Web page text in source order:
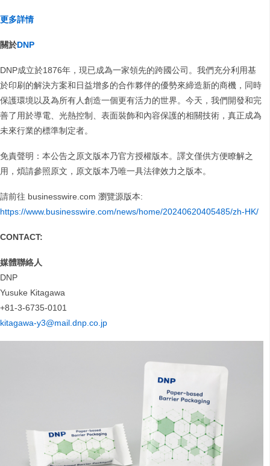
更多詳情
關於DNP
DNP成立於1876年，現已成為一家領先的跨國公司。我們充分利用基
於印刷的解決方案和日益增多的合作夥伴的優勢來締造新的商機，同時
保護環境以及為所有人創造一個更有活力的世界。今天，我們開發和完
善了用於導電、光熱控制、表面裝飾和內容保護的相關技術，真正成為
未來行業的標準制定者。
免責聲明：本公告之原文版本乃官方授權版本。譯文僅供方便瞭解之
用，煩請參照原文，原文版本乃唯一具法律效力之版本。
請前往 businesswire.com 瀏覽源版本:
https://www.businesswire.com/news/home/20240620405485/zh-HK/
CONTACT:
媒體聯絡人
DNP
Yusuke Kitagawa
+81-3-6735-0101
kitagawa-y3@mail.dnp.co.jp